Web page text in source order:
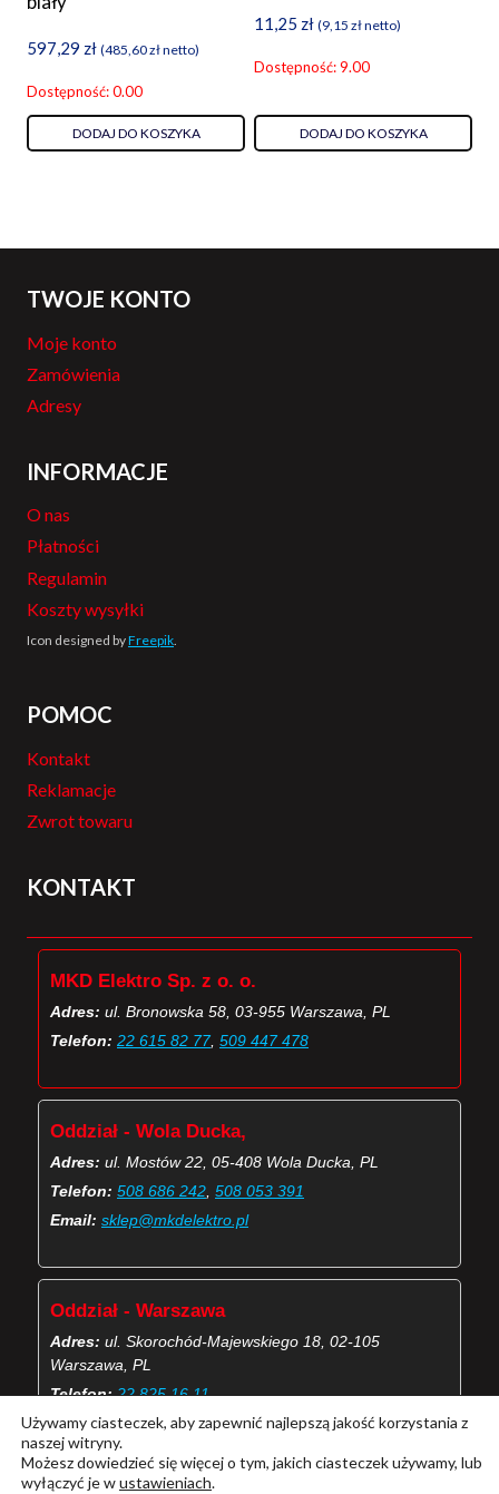
597,29 zł (485,60złnetto)
Dostępność: 0.00
DODAJ DO KOSZYKA
11,25 zł (9,15 złnetto)
Dostępność: 9.00
DODAJ DO KOSZYKA
TWOJE KONTO
Moje konto
Zamówienia
Adresy
INFORMACJE
O nas
Płatności
Regulamin
Koszty wysyłki
Icon designed byFreepik.
POMOC
Kontakt
Reklamacje
Zwrot towaru
KONTAKT
MKD Elektro Sp. z o. o.
Adres: ul. Bronowska 58, 03-955 Warszawa, PL
Telefon: 22 615 82 77, 509 447 478
Oddział - Wola Ducka,
Adres: ul. Mostów 22, 05-408 Wola Ducka, PL
Telefon: 508 686 242 508 053 391
Email: sklep@mkdelektro.pl
Oddział - Warszawa
Adres: ul. Skorochód-Majewskiego 18, 02-105
Warszawa, PL
Telefon: 22 825 16 11
Email: skorochod@mkdelektro.pl
Używamy ciasteczek, aby zapewnić najlepszą jakość korzystania z
naszej witryny.
Możesz dowiedzieć się więcej o tym, jakich ciasteczek używamy, lub
wyłączyć je wustawieniach.